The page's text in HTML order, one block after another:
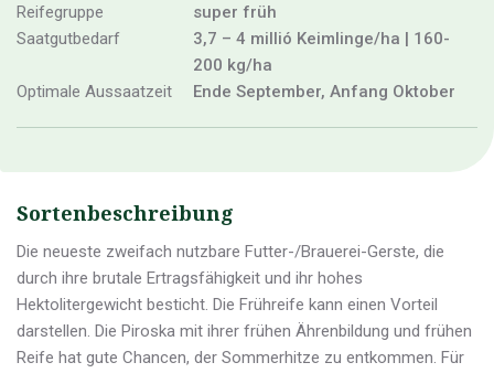
Reifegruppe
super früh
Saatgutbedarf
3,7 – 4 millió Keimlinge/ha | 160-
200 kg/ha
Optimale Aussaatzeit
Ende September, Anfang Oktober
Sortenbeschreibung
Die neueste zweifach nutzbare Futter-/Brauerei-Gerste, die
durch ihre brutale Ertragsfähigkeit und ihr hohes
Hektolitergewicht besticht. Die Frühreife kann einen Vorteil
darstellen. Die Piroska mit ihrer frühen Ährenbildung und frühen
Reife hat gute Chancen, der Sommerhitze zu entkommen. Für